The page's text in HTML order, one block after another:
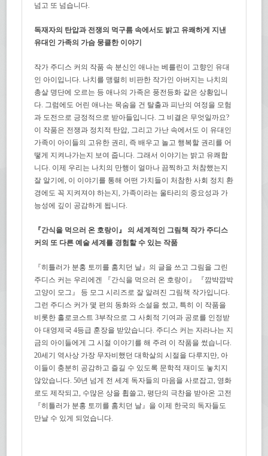
넘고 또 넘습니다.
독재자의 탄압과 전쟁의 먹구름 속에서도 밝고 유쾌하게 지낸
유대인 가족의 가슴 뭉클한 이야기
작가 주디스 커의 작품 속 분신인 애나는 베를린이 고향인 유대
인 아이입니다. 나치를 맹렬히 비판한 작가인 아버지는 나치의
총살 명단에 오르는 등 애나의 가족은 풍전등화 같은 상황입니
다. 그럼에도 어린 애나는 목숨을 건 탈출과 피난의 여정을 모험
과 도전으로 긍정적으로 받아들입니다. 그 비결은 무엇일까요?
이 작품은 전쟁과 정치적 탄압, 그리고 가난 속에서도 이 유대인
가족이 아이들의 고유한 권리, 즉 배우고 놀고 행복할 권리를 어
떻게 지켜나가는지 보여 줍니다. 그래서 이야기는 밝고 유쾌합
니다. 이제 우리는 나치의 만행이 얼마나 끔찍하고 처참했는지
잘 알기에, 이 이야기를 통해 어떤 가치들이 처참한 사회 정치 환
경에도 꼭 지켜져야 하는지, 가족이라는 울타리의 중요성과 가
능성에 깊이 공감하게 됩니다.
『간식을 먹으러 온 호랑이』 의 세계적인 그림책 작가 주디스
커의 또 다른 예술 세계를 경험할 수 있는 작품
『히틀러가 분홍 토끼를 훔치던 날』의 글을 쓰고 그림을 그린
주디스 커는 우리에겐 『간식을 먹으러 온 호랑이』 『깜박깜박
고양이 모그』 등 모그 시리즈로 잘 알려진 그림책 작가입니다.
그런 주디스 커가 몇 편의 동화와 소설을 썼고, 특히 이 작품을
비롯한 홀로코스트 3부작으로 그 사회적 기여과 공로를 인정받
아 대영제국 4등급 훈장을 받았습니다. 주디스 커는 자라나는 지
금의 아이들에게 그 시절 이야기를 해 주려 이 작품을 썼습니다.
20세기 역사상 가장 무자비했던 대학살의 시절을 다루지만, 아
이들이 충분히 공감하고 즐길 수 있도록 문학적 재미도 놓치지
않았습니다. 50년 넘게 전 세계 독자들의 마음을 사로잡고, 영화
로도 제작되고, 수많은 상을 휩쓸고, 평단의 극찬을 받아온 고전
『히틀러가 분홍 토끼를 훔치던 날』을 이제 한국의 독자들도
만날 수 있게 되었습니다.